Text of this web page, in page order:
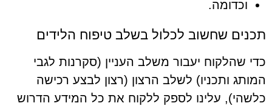
וכדומה.
תכנים שחשוב לכלול בשלב טיפוח הלידים
כדי שהלקוח יעבור משלב העניין (סקרנות לגבי
המותג ותכניו) לשלב הרצון (רצון לבצע רכישה
כלשהי), עלינו לספק ללקוח את כל המידע הדרוש